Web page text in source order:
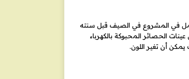
في المشروع في الصيف قبل سنته
الحصائر المحبوكة بالكهرباء
أن تغير اللون.